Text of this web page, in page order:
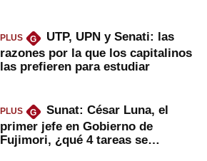
PLUS G
UTP, UPN y Senati: las
razones por la que los capitalinos
las prefieren para estudiar
PLUS G
Sunat: César Luna, el
primer jefe en Gobierno de
Fujimori, ¿qué 4 tareas se